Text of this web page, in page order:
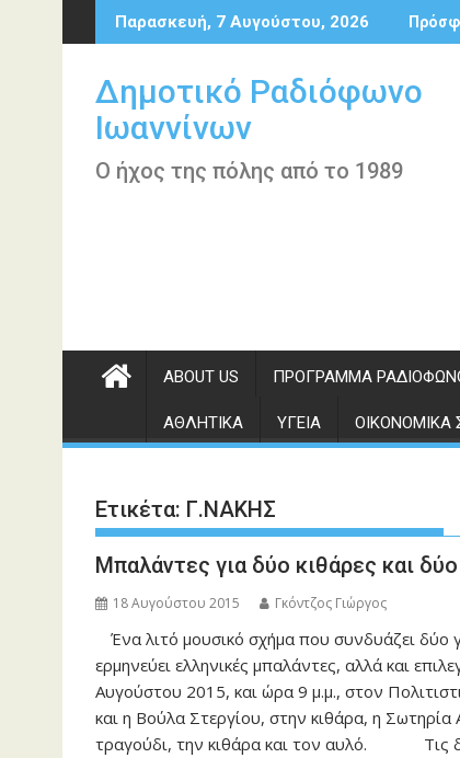
Περάστε
στο
Παρασκευή, 7 Αυγούστου, 2026
Δημοτικό Ραδιόφωνο
Ιωαννίνων
Ο ήχος της πόλης από το 1989
ABOUT US ΠΡΌΓΡΑΜΜΑ
ΑΘΛΗΤΙΚΆ ΥΓΕΊΑ ΟΙΚΟΝΟΜΙΚΆ
Ετικέτα: Γ.ΝΑΚΗΣ
Μπαλάντες για δύο κιθάρες και
18 Αυγούστου 2015 Γκόντζος Γιώργος
Ένα λιτό μουσικό σχήμα που συνδυάζει δύο
ερμηνεύει ελληνικές μπαλάντες, αλλά και
Αυγούστου 2015, και ώρα 9 μ.μ., στον
και η Βούλα Στεργίου, στην κιθάρα, η
τραγούδι, την κιθάρα και τον αυλό. Τις